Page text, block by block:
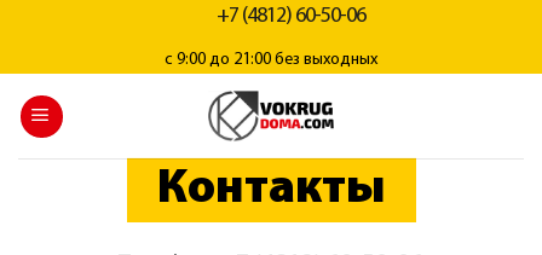
+7 (4812) 60-50-06
с 9:00 до 21:00 без выходных
Контакты